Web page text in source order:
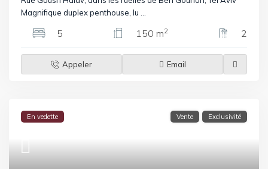
Magnifique duplex penthouse, lu
5 150 m2 2
Appeler Email
En vedette Vente Exclusivité